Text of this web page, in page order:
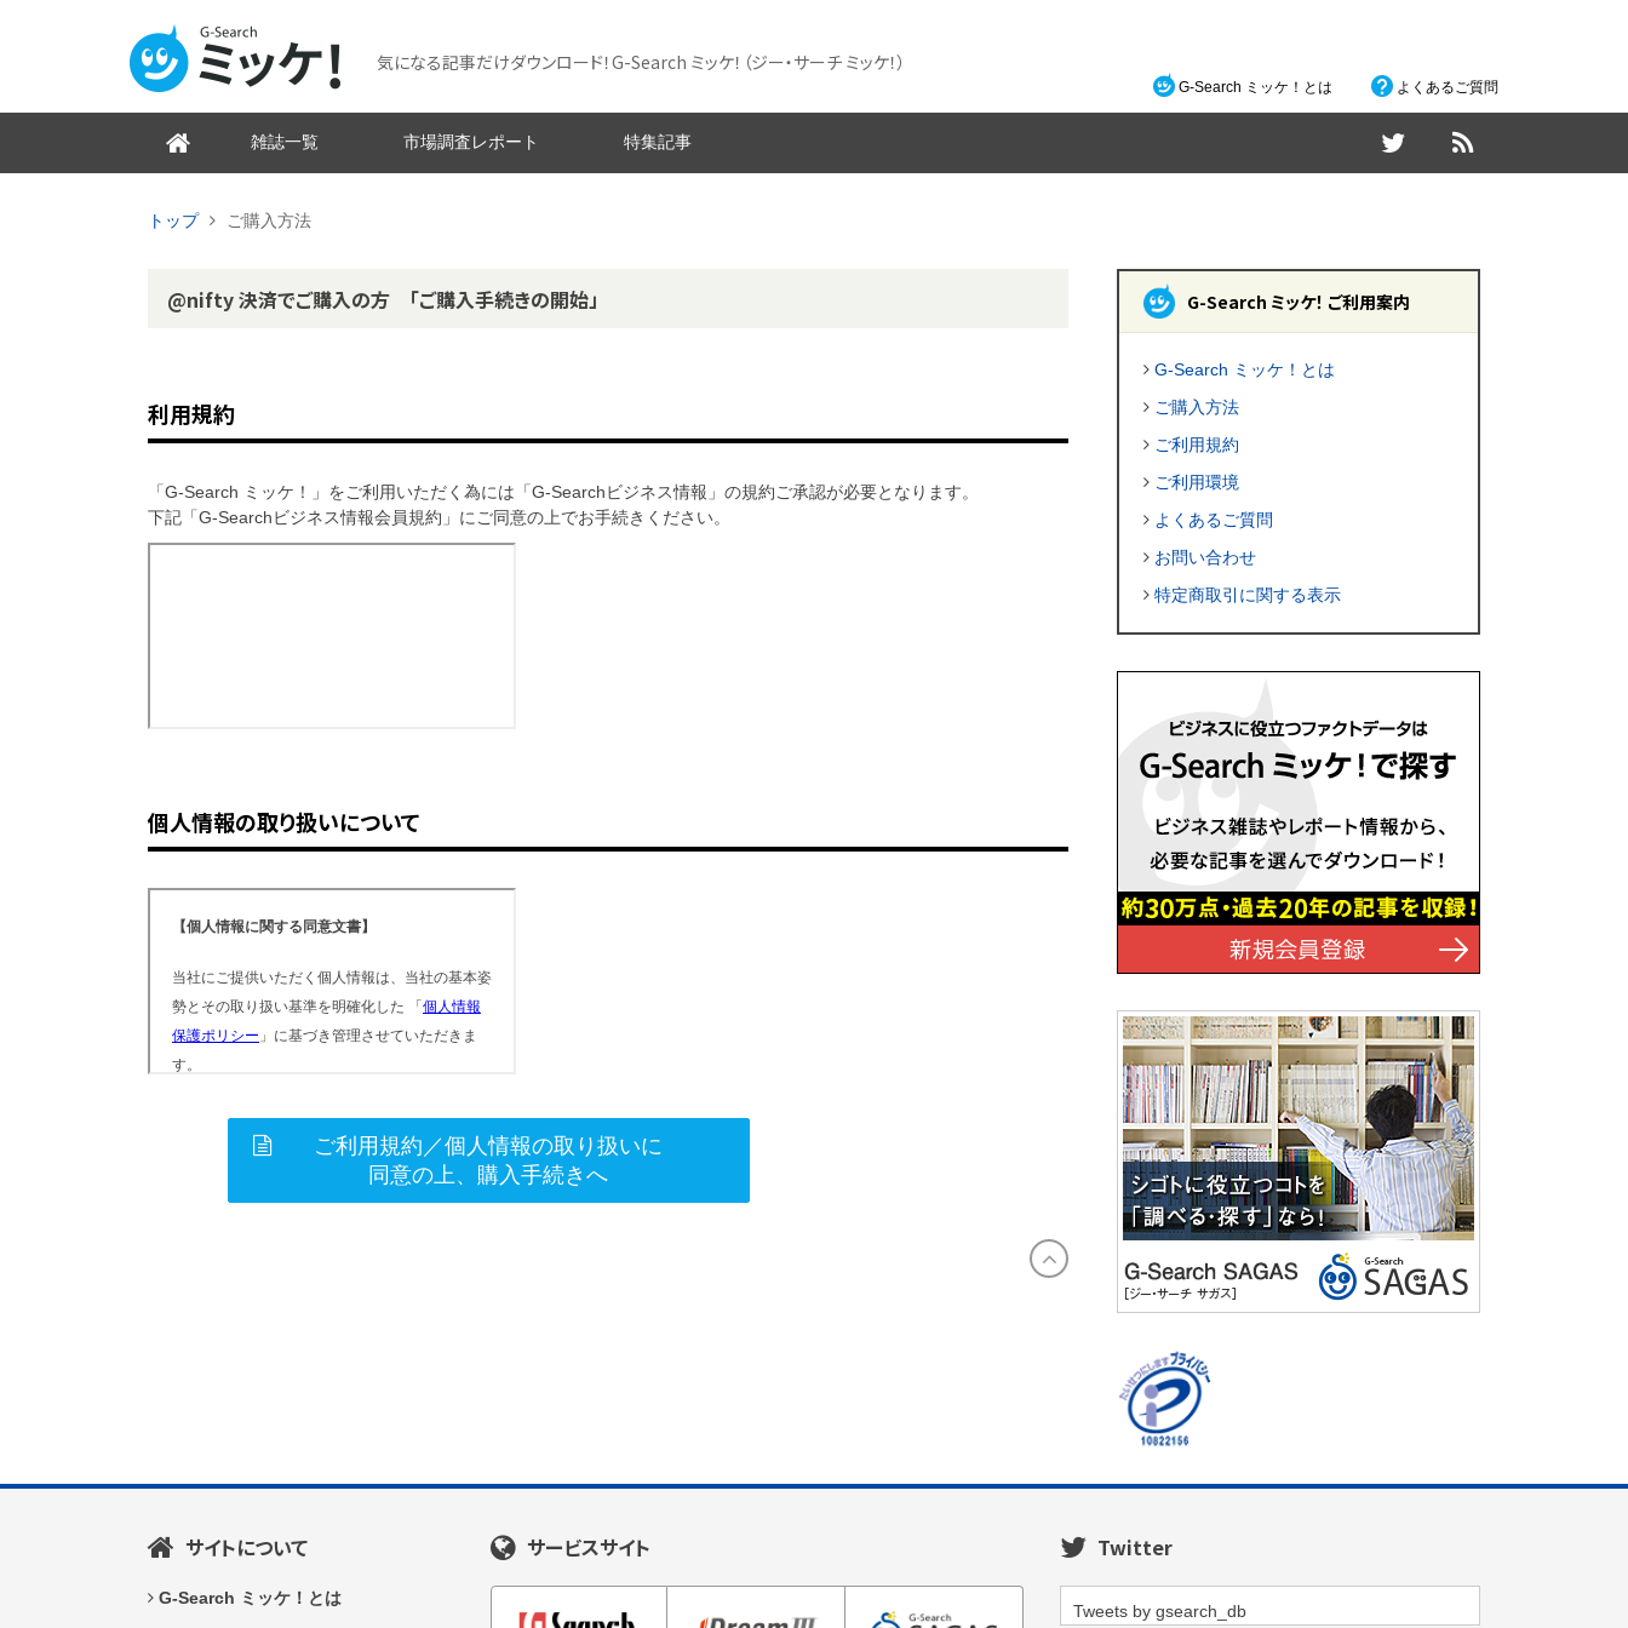
気になる記事だけダウンロード！G-Search ミッケ！ （ジー・サーチ ミッケ！）
G-Search ミッケ！とは よくあるご質問
雑誌一覧 市場調査レポート 特集記事
トップ ご購入方法
@nifty 決済でご購入の方 「ご購入手続きの開始」
利用規約
「G-Search ミッケ！」をご利用いただく為には「G-Searchビジネス情報」の規約ご承認が必要となります。
下記「G-Searchビジネス情報会員規約」にご同意の上でお手続きください。
個人情報の取り扱いについて
ご利用規約／個人情報の取り扱いに
同意の上、購入手続きへ
G-Search ミッケ！ ご利用案内
G-Search ミッケ！とは
ご購入方法
ご利用規約
ご利用環境
よくあるご質問
お問い合わせ
特定商取引に関する表示
サイトについて
G-Search ミッケ！とは
サービスサイト Twitter
Tweets by gsearch_db